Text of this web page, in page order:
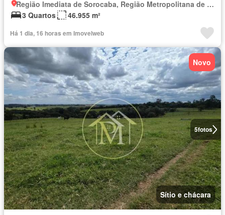
Região Imediata de Sorocaba, Região Metropolitana de Sorocaba
3 Quartos
46.955 m²
Há 1 dia, 16 horas em Imovelweb
5fotos
Novo
Sítio e chácara